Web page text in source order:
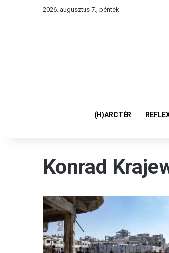
2026. augusztus 7., péntek
(H)ARCTÉR
Konrad